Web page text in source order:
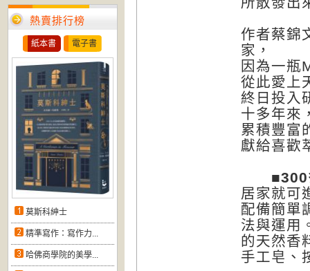
熱賣排行榜
紙本書 電子書
莫斯科紳士
精準寫作：寫作力...
哈佛商學院的美學...
作者蔡錦
家，
因為一瓶
從此愛上
終日投入
十多年來
累積豐富
獻給喜歡
■300多
居家就可
配備簡單
法與運用
的天然香
手工皂、